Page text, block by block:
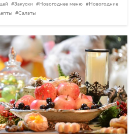
Закуски Новогоднее меню
Новогодние
Салаты